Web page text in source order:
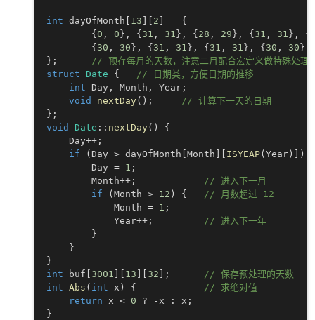
int dayOfMonth 13 2 = {
{ 0 , 0 } , { 31 , 31 } , { 28 , 29 } , { 31 , 31 } , {
{ 30 , 30 } , { 31 , 31 } , { 31 , 31 } , { 30 , 30 }
} ;
// 预存每月的天数，注意二月配合宏定义做特殊处理
struct
Date {
// 日期类，方便日期的推移
int Day , Month , Year ;
void
nextDay( ) ;
// 计算下一天的日期
} ;
void
Date :: nextDay( )
{
    Day
++ ;
if
( Day > dayOfMonth Month ISYEAP( Year ) )
        Day
= 1 ;
        Month
++ ;
// 进入下一月
if
( Month > 12 ) {
// 月数超过 12
            Month
= 1 ;
            Year
++ ;
// 进入下一年
}
}
}
int buf 3001 13 32 ;
// 保存预处理的天数
int Abs ( int x ) {
// 求绝对值
return x < 0 ? - x : x ;
}